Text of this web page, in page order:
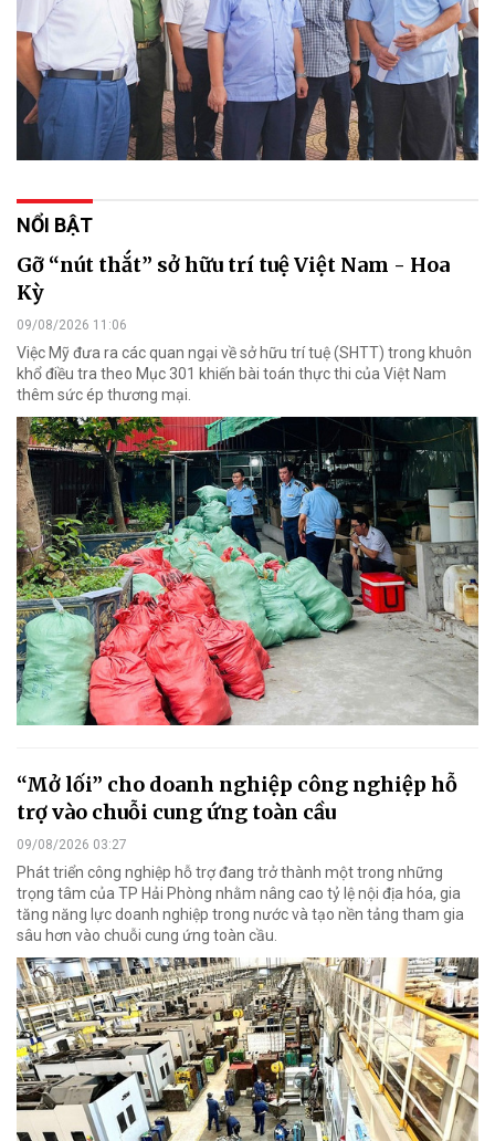
NỔI BẬT
Gỡ “nút thắt” sở hữu trí tuệ Việt Nam - Hoa
Kỳ
09/08/2026 11:06
Việc Mỹ đưa ra các quan ngại về sở hữu trí tuệ (SHTT) trong khuôn
khổ điều tra theo Mục 301 khiến bài toán thực thi của Việt Nam
thêm sức ép thương mại.
“Mở lối” cho doanh nghiệp công nghiệp hỗ
trợ vào chuỗi cung ứng toàn cầu
09/08/2026 03:27
Phát triển công nghiệp hỗ trợ đang trở thành một trong những
trọng tâm của TP Hải Phòng nhằm nâng cao tỷ lệ nội địa hóa, gia
tăng năng lực doanh nghiệp trong nước và tạo nền tảng tham gia
sâu hơn vào chuỗi cung ứng toàn cầu.